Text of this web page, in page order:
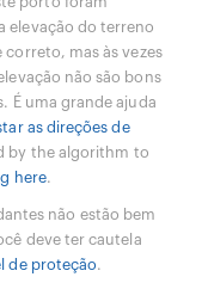
elevação do terreno
mas às vezes
não são bons
É uma grande ajuda
as direções de
by the algorithm to
here.
não estão bem
deve ter cautela
de proteção.